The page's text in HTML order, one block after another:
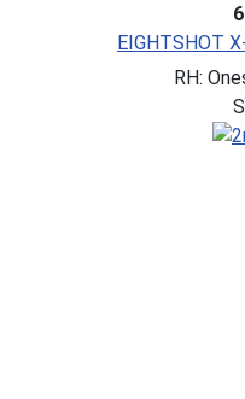
EIGHTSHOT
RH: